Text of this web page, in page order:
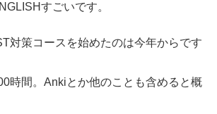
すごいです。
対策コースを始めたのは今年からです
時間。Ankiとか他のことも含めると概